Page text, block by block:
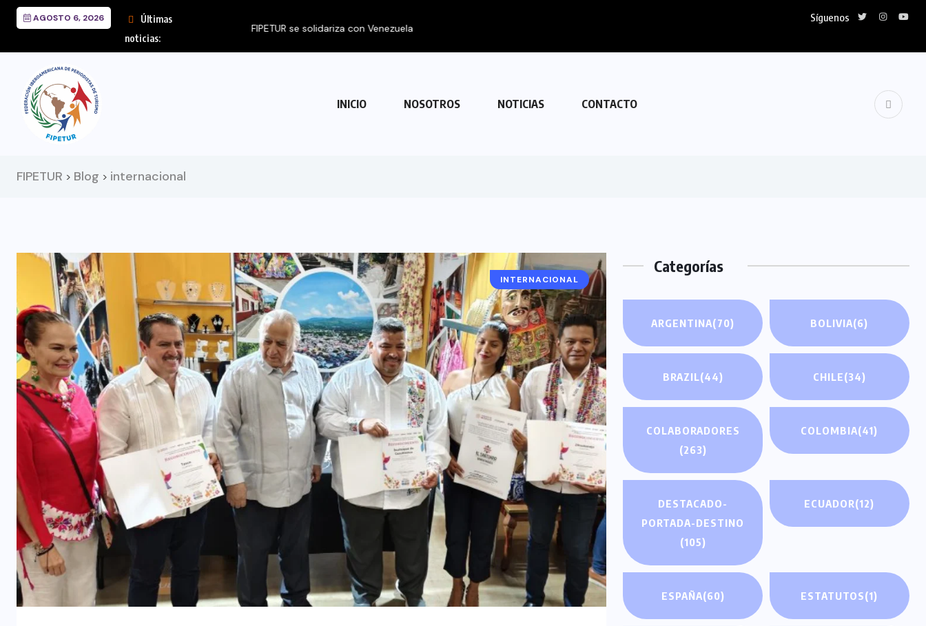
AGOSTO 6, 2026
Últimas
noticias:
FIPETUR se solidariza con Venezuela
Síguenos
INICIO NOSOTROS NOTICIAS CONTACTO
FIPETUR > Blog > internacional
INTERNACIONAL
Categorías
ARGENTINA(70) BOLIVIA(6)
BRAZIL(44) CHILE(34)
COLABORADORES
(263)
COLOMBIA(41)
DESTACADO-
PORTADA-DESTINO
(105)
ECUADOR(12)
ESPAÑA(60) ESTATUTOS(1)